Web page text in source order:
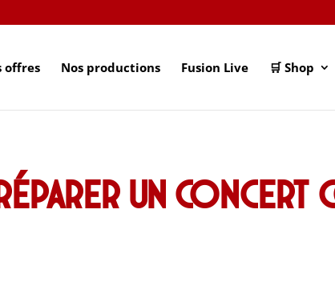
offres Nos productions Fusion Live 🛒 Shop
un concert